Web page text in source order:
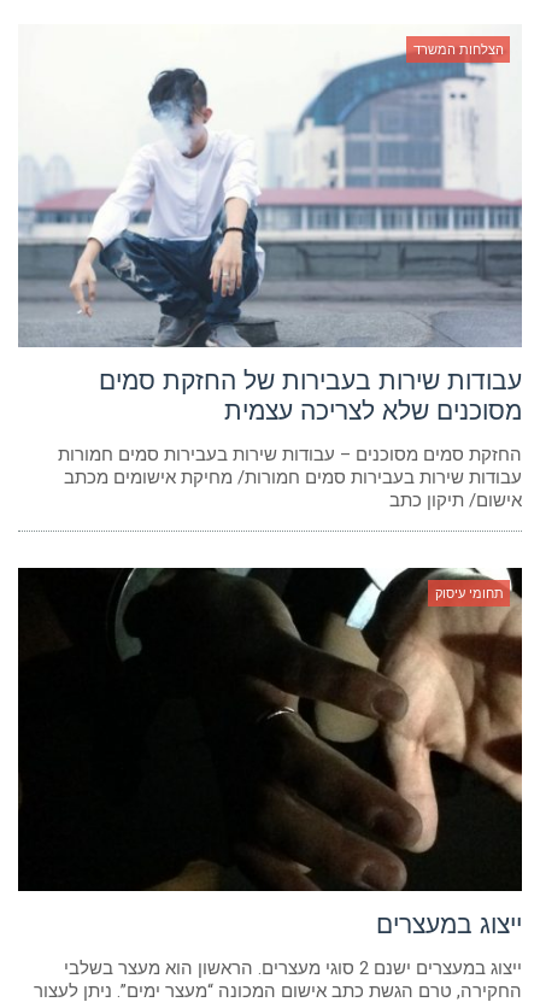
הצלחות המשרד
עבודות שירות בעבירות של החזקת סמים
מסוכנים שלא לצריכה עצמית
החזקת סמים מסוכנים – עבודות שירות בעבירות סמים חמורות
עבודות שירות בעבירות סמים חמורות/ מחיקת אישומים מכתב
אישום/ תיקון כתב
תחומי עיסוק
ייצוג במעצרים
ייצוג במעצרים ישנם 2 סוגי מעצרים. הראשון הוא מעצר בשלבי
החקירה, טרם הגשת כתב אישום המכונה “מעצר ימים”. ניתן לעצור